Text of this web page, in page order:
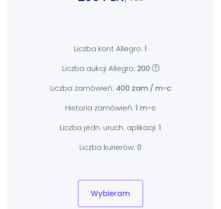
Liczba kont Allegro: 1
Liczba aukcji Allegro: 200
Liczba zamówień: 400 zam / m-c
Historia zamówień: 1 m-c
Liczba jedn. uruch. aplikacji: 1
Liczba kurierów: 0
Wybieram